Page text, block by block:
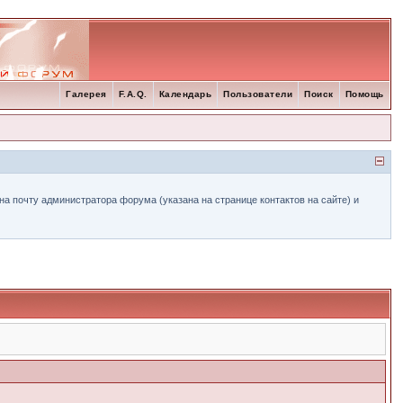
Помощь
Поиск
Пользователи
Календарь
F.A.Q.
Галерея
администратора форума (указана на странице контактов на сайте) и